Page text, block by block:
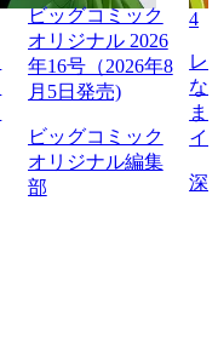
ビッグコミック
オリジナル 2026
年16号（2026年8
月5日発売)
ビッグコミック
オリジナル編集
部
4
レ
な
ま
イ
深